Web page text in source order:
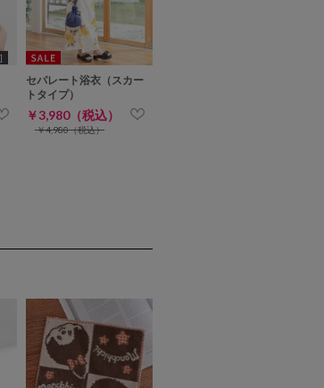
セパレート浴衣（スカー
トタイプ）
￥3,980（税込）
￥4,980（税込）